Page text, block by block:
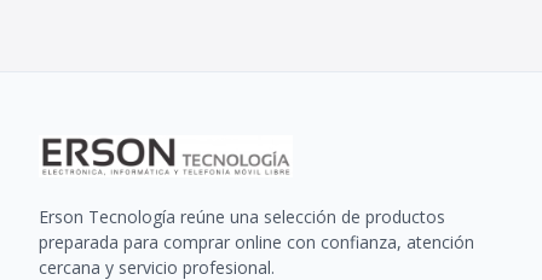
Erson Tecnología reúne una selección de productos
preparada para comprar online con confianza, atención
cercana y servicio profesional.